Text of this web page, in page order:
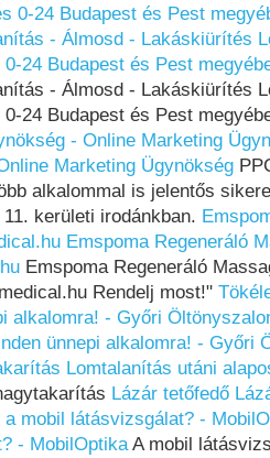
0-24 Budapest és Pest
- Álmosd - Lakáskiürítés
24 Budapest és Pest
- Álmosd - Lakáskiürítés
24 Budapest és Pest
- Online Marketing
Marketing Ügynökség
alkalommal is jelentős
kerületi irodánkban.
Emspoma Regeneráló
Emspoma Regeneráló
Rendelj most!"
alkalomra! - Győri
ünnepi alkalomra! - Győri
Lomtalanítás utáni
Lázár tetőfedő
a mobil látásvizsgálat? -
- MobilOptikaA mobil